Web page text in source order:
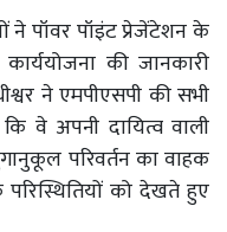
ने पॉवर पॉइंट प्रेजेंटेशन के
की जानकारी
ने एमपीएसपी की सभी
वे अपनी दायित्व वाली
परिवर्तन का वाहक
परिस्थितियों को देखते हुए